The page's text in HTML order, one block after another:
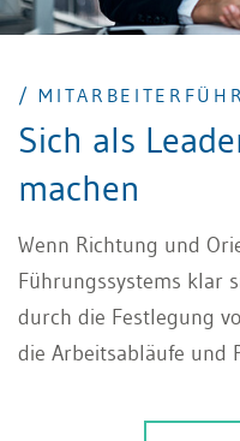
/
Sich als
machen
Wenn Richtung und
Führungssystems klar
durch die Festlegung
die Arbeitsabläufe und
Element dabei ist eine